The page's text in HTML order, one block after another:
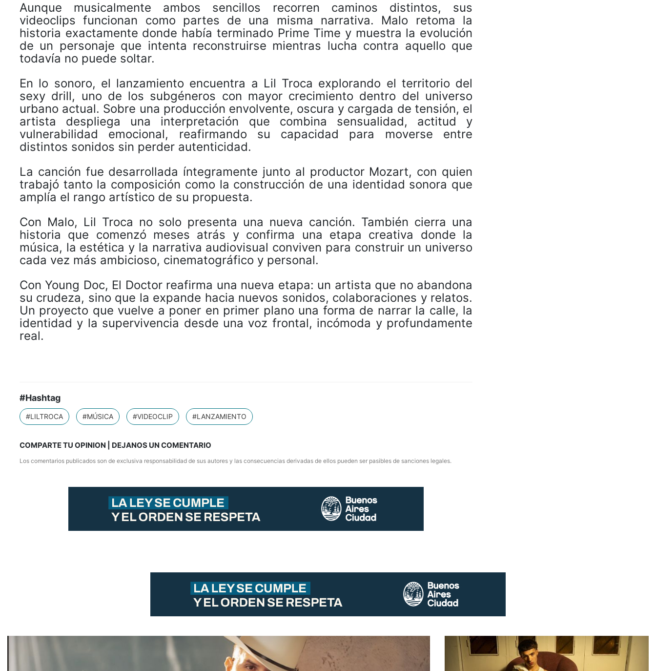
Aunque musicalmente ambos sencillos recorren caminos distintos, sus
videoclips funcionan como partes de una misma narrativa. Malo retoma la
historia exactamente donde había terminado Prime Time y muestra la evolución
de un personaje que intenta reconstruirse mientras lucha contra aquello que
todavía no puede soltar.
En lo sonoro, el lanzamiento encuentra a Lil Troca explorando el territorio del
sexy drill, uno de los subgéneros con mayor crecimiento dentro del universo
urbano actual. Sobre una producción envolvente, oscura y cargada de tensión, el
artista despliega una interpretación que combina sensualidad, actitud y
vulnerabilidad emocional, reafirmando su capacidad para moverse entre
distintos sonidos sin perder autenticidad.
La canción fue desarrollada íntegramente junto al productor Mozart, con quien
trabajó tanto la composición como la construcción de una identidad sonora que
amplía el rango artístico de su propuesta.
Con Malo, Lil Troca no solo presenta una nueva canción. También cierra una
historia que comenzó meses atrás y confirma una etapa creativa donde la
música, la estética y la narrativa audiovisual conviven para construir un universo
cada vez más ambicioso, cinematográfico y personal.
Con Young Doc, El Doctor reafirma una nueva etapa: un artista que no abandona
su crudeza, sino que la expande hacia nuevos sonidos, colaboraciones y relatos.
Un proyecto que vuelve a poner en primer plano una forma de narrar la calle, la
identidad y la supervivencia desde una voz frontal, incómoda y profundamente
real.
#Hashtag
#LILTROCA #MÚSICA #VIDEOCLIP #LANZAMIENTO
COMPARTE TU OPINION | DEJANOS UN COMENTARIO
Los comentarios publicados son de exclusiva responsabilidad de sus autores y las consecuencias derivadas de ellos pueden ser pasibles de sanciones legales.